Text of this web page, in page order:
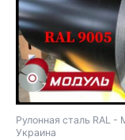
Рулонная сталь RAL -
Украина